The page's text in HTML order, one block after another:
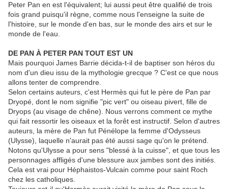
Peter Pan en est l'équivalent; lui aussi peut être qualifié de trois
fois grand puisqu'il règne, comme nous l'enseigne la suite de
l'histoire, sur le monde d'en bas, sur le monde des airs et sur le
monde de l'eau.
DE PAN À PETER PAN TOUT EST UN
Mais pourquoi James Barrie décida-t-il de baptiser son héros du
nom d'un dieu issu de la mythologie grecque ? C'est ce que nous
allons tenter de comprendre.
Selon certains auteurs, c'est Hermès qui fut le père de Pan par
Dryopé, dont le nom signifie "pic vert" ou oiseau pivert, fille de
Dryops (au visage de chêne). Nous verrons comment ce mythe
qui fait ressortir les oiseaux et la forêt est instructif. Selon d'autres
auteurs, la mère de Pan fut Pénélope la femme d'Odysseus
(Ulysse), laquelle n'aurait pas été aussi sage qu'on le prétend.
Notons qu'Ulysse a pour sens "blessé à la cuisse", et que tous les
personnages affligés d'une blessure aux jambes sont des initiés.
Cela est vrai pour Héphaistos-Vulcain comme pour saint Roch
chez les catholiques.